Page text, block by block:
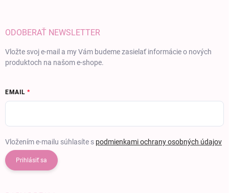
ODOBERAŤ NEWSLETTER
Vložte svoj e-mail a my Vám budeme zasielať informácie o nových
produktoch na našom e-shope.
EMAIL
Vložením e-mailu súhlasíte s podmienkami ochrany osobných údajov
Prihlásiť sa